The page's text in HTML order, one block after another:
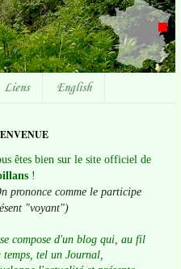
Liens English
êtes bien sur le site officiel de
!
prononce comme le participe
"voyant")
compose d'un blog qui, au fil
temps, tel un Journal,